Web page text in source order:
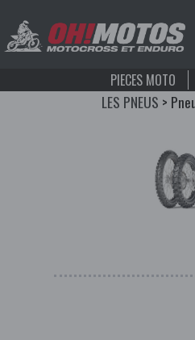
PIECES MOTO
LES PNEUS >